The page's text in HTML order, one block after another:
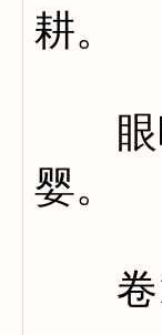
耕。
眼暗
婴。
卷